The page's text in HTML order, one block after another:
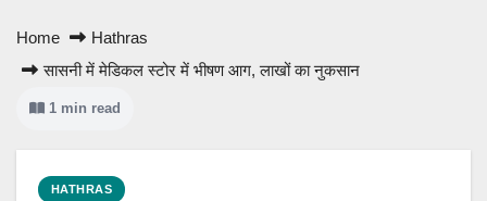
Home
Hathras
सासनी में मेडिकल स्टोर में भीषण आग, लाखों का नुकसान
1 min read
HATHRAS